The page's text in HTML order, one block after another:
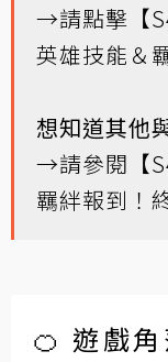
→請點擊
英雄技能＆
想知道其他
→請參閱
羈絆報到！
🍊 遊戲